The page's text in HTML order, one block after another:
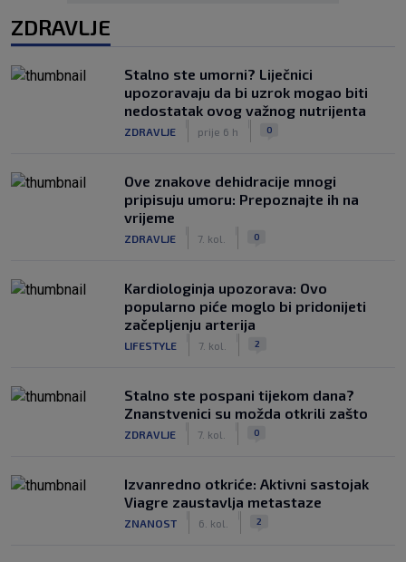
ZDRAVLJE
Stalno ste umorni? Liječnici
upozoravaju da bi uzrok mogao biti
nedostatak ovog važnog nutrijenta
ZDRAVLJE prije 6 h 0
Ove znakove dehidracije mnogi
pripisuju umoru: Prepoznajte ih na
vrijeme
ZDRAVLJE 7. kol. 0
Kardiologinja upozorava: Ovo
popularno piće moglo bi pridonijeti
začepljenju arterija
LIFESTYLE 7. kol. 2
Stalno ste pospani tijekom dana?
Znanstvenici su možda otkrili zašto
ZDRAVLJE 7. kol. 0
Izvanredno otkriće: Aktivni sastojak
Viagre zaustavlja metastaze
ZNANOST 6. kol. 2